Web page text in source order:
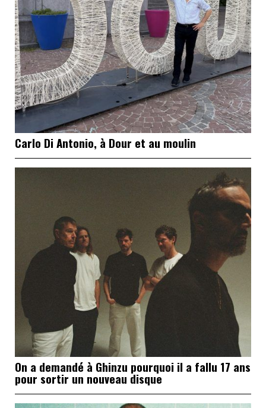
Carlo Di Antonio, à Dour et au moulin
On a demandé à Ghinzu pourquoi il a fallu 17 ans
pour sortir un nouveau disque